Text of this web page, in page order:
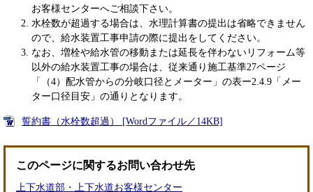
お客様センターへご相談下さい。
水栓数が超過する場合は、水理計算書の提出は省略できません
ので、給水装置工事申請の際に提出をしてください。
なお、増栓や給水管の移動または延長を伴わないリフォーム等
以外の給水装置工事の場合は、従来通り施工基準27ページ
「（4）配水管からの分岐口径とメーター」の表ー2.4.9「メー
ター口径目安」の通りとなります。
誓約書（水栓数超過） [Wordファイル／14KB]
このページに関するお問い合わせ先
上下水道部・上下水道お客様センター